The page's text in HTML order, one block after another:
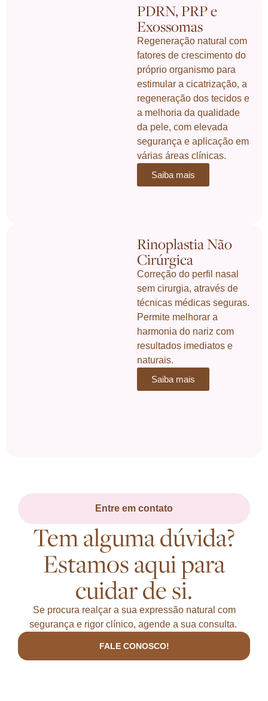
PDRN, PRP e
Exossomas
Regeneração natural com
fatores de crescimento do
próprio organismo para
estimular a cicatrização, a
regeneração dos tecidos e
a melhoria da qualidade
da pele, com elevada
segurança e aplicação em
várias áreas clínicas.
Saiba mais
Rinoplastia Não
Cirúrgica
Correção do perfil nasal
sem cirurgia, através de
técnicas médicas seguras.
Permite melhorar a
harmonia do nariz com
resultados imediatos e
naturais.
Saiba mais
Entre em contato
Tem alguma dúvida?
Estamos aqui para
cuidar de si.
Se procura realçar a sua expressão natural com
segurança e rigor clínico, agende a sua consulta.
FALE CONOSCO!